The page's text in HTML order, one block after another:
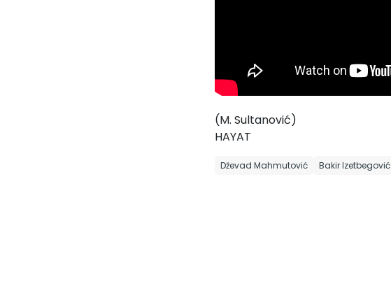
(M. Sultanović)
HAYAT
Dževad Mahmutović Bakir Izetbegović